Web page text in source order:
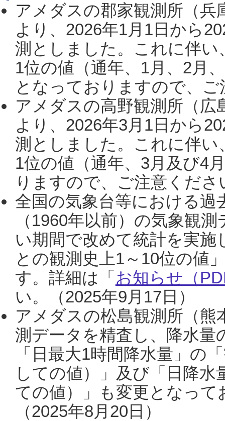
アメダスの郡家観測所（
より、2026年1月1日から
測としました。これに伴い
1位の値（通年、1月、2月
となっておりますので、
アメダスの高野観測所（
より、2026年3月1日から
測としました。これに伴い
1位の値（通年、3月及び4
りますので、ご注意くだ
全国の気象台等における過
（1960年以前）の気象観
い期間で改めて統計を実
との観測史上1～10位の値
す。詳細は「 お知らせ（
い。（2025年9月17日）
アメダスの松島観測所（熊
測データを精査し、降水
「日最大1時間降水量」の
しての値）」及び「日降
ての値）」も変更となっ
（2025年8月20日）